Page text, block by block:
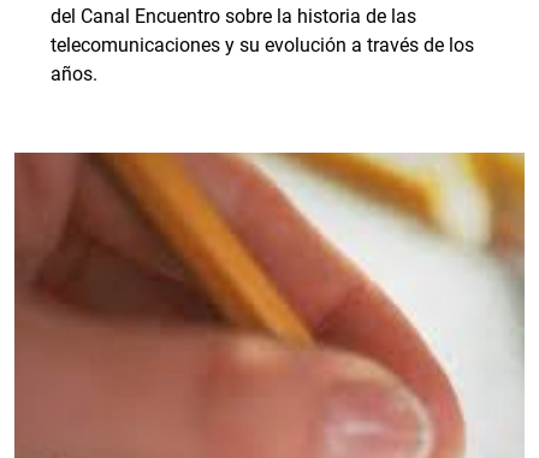
del Canal Encuentro sobre la historia de las
telecomunicaciones y su evolución a través de los
años.